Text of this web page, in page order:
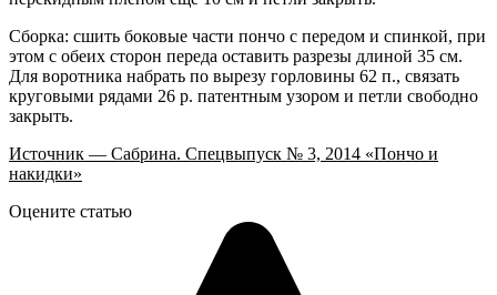
Сборка: сшить боковые части пончо с передом и спинкой, при
этом с обеих сторон переда оставить разрезы длиной 35 см.
Для воротника набрать по вырезу горловины 62 п., связать
круговыми рядами 26 р. патентным узором и петли свободно
закрыть.
Источник — Сабрина. Спецвыпуск № 3, 2014 «Пончо и
накидки»
Оцените статью